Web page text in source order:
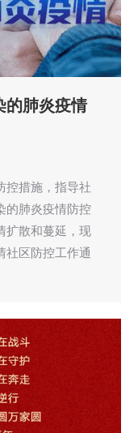
的肺炎疫情
控措施，指导社
的肺炎疫情防控
扩散和蔓延，现
社区防控工作通